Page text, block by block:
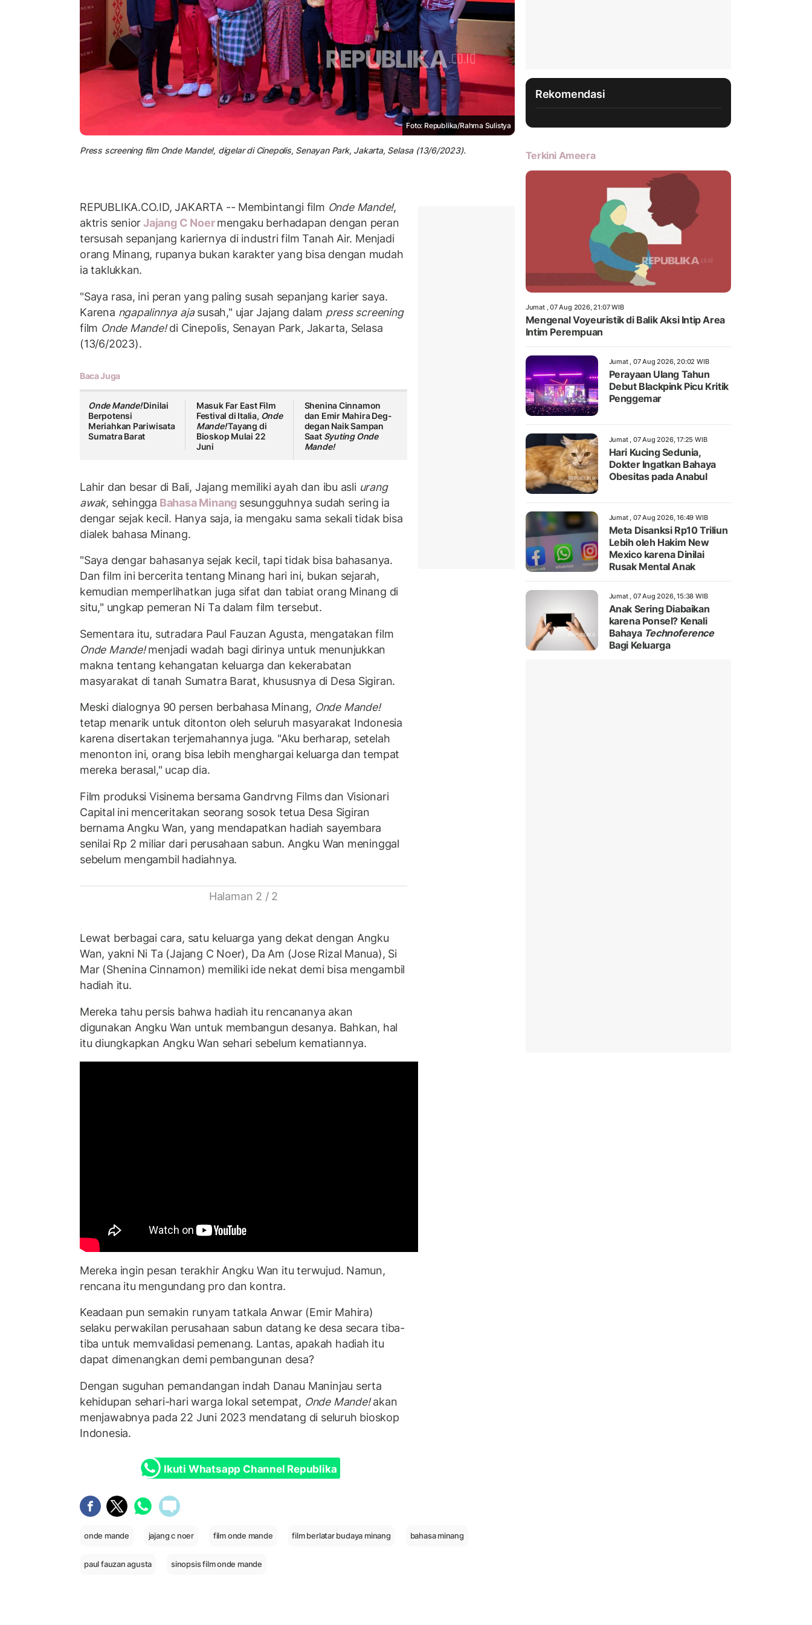
Foto: Republika/Rahma Sulistya
Press screening film Onde Mande!, digelar di Cinepolis, Senayan Park, Jakarta, Selasa (13/6/2023).
REPUBLIKA.CO.ID, JAKARTA -- Membintangi film Onde Mande!,
aktris seniorJajang C Noermengaku berhadapan dengan peran
tersusah sepanjang kariernya di industri film Tanah Air. Menjadi
orang Minang, rupanya bukan karakter yang bisa dengan mudah
ia taklukkan.
"Saya rasa, ini peran yang paling susah sepanjang karier saya.
Karena ngapalinnya ajasusah," ujar Jajang dalam press screening
film Onde Mande!di Cinepolis, Senayan Park, Jakarta, Selasa
(13/6/2023).
Baca Juga
Onde Mande!Dinilai
Berpotensi
Meriahkan Pariwisata
Sumatra Barat
Masuk Far East Film
Festival di Italia, Onde
Mande!Tayang di
Bioskop Mulai 22
Juni
Shenina Cinnamon
dan Emir Mahira Deg-
degan Naik Sampan
Saat Syuting Onde
Mande!
Lahir dan besar di Bali, Jajang memiliki ayah dan ibu asli urang
awak, sehingga Bahasa Minang sesungguhnya sudah sering ia
dengar sejak kecil. Hanya saja, ia mengaku sama sekali tidak bisa
dialek bahasa Minang.
"Saya dengar bahasanya sejak kecil, tapi tidak bisa bahasanya.
Dan film ini bercerita tentang Minang hari ini, bukan sejarah,
kemudian memperlihatkan juga sifat dan tabiat orang Minang di
situ," ungkap pemeran Ni Ta dalam film tersebut.
Sementara itu, sutradara Paul Fauzan Agusta, mengatakan film
Onde Mande!menjadi wadah bagi dirinya untuk menunjukkan
makna tentang kehangatan keluarga dan kekerabatan
masyarakat di tanah Sumatra Barat, khususnya di Desa Sigiran.
Meski dialognya 90 persen berbahasa Minang, Onde Mande!
tetap menarik untuk ditonton oleh seluruh masyarakat Indonesia
karena disertakan terjemahannya juga. "Aku berharap, setelah
menonton ini, orang bisa lebih menghargai keluarga dan tempat
mereka berasal," ucap dia.
Film produksi Visinema bersama Gandrvng Films dan Visionari
Capital ini menceritakan seorang sosok tetua Desa Sigiran
bernama Angku Wan, yang mendapatkan hadiah sayembara
senilai Rp 2 miliar dari perusahaan sabun. Angku Wan meninggal
sebelum mengambil hadiahnya.
Halaman 2 / 2
Lewat berbagai cara, satu keluarga yang dekat dengan Angku
Wan, yakni Ni Ta (Jajang C Noer), Da Am (Jose Rizal Manua), Si
Mar (Shenina Cinnamon) memiliki ide nekat demi bisa mengambil
hadiah itu.
Mereka tahu persis bahwa hadiah itu rencananya akan
digunakan Angku Wan untuk membangun desanya. Bahkan, hal
itu diungkapkan Angku Wan sehari sebelum kematiannya.
Mereka ingin pesan terakhir Angku Wan itu terwujud. Namun,
rencana itu mengundang pro dan kontra.
Keadaan pun semakin runyam tatkala Anwar (Emir Mahira)
selaku perwakilan perusahaan sabun datang ke desa secara tiba-
tiba untuk memvalidasi pemenang. Lantas, apakah hadiah itu
dapat dimenangkan demi pembangunan desa?
Dengan suguhan pemandangan indah Danau Maninjau serta
kehidupan sehari-hari warga lokal setempat, Onde Mande!akan
menjawabnya pada 22 Juni 2023 mendatang di seluruh bioskop
Indonesia.
Ikuti Whatsapp Channel Republika
onde mande jajang c noer film onde mande film berlatar budaya minang bahasa minang
paul fauzan agusta sinopsis film onde mande
Rekomendasi
Terkini Ameera
Jumat , 07 Aug 2026, 21:07 WIB
Mengenal Voyeuristik di Balik Aksi Intip Area
Intim Perempuan
Jumat , 07 Aug 2026, 20:02 WIB
Perayaan Ulang Tahun
Debut Blackpink Picu Kritik
Penggemar
Jumat , 07 Aug 2026, 17:25 WIB
Hari Kucing Sedunia,
Dokter Ingatkan Bahaya
Obesitas pada Anabul
Jumat , 07 Aug 2026, 16:49 WIB
Meta Disanksi Rp10 Triliun
Lebih oleh Hakim New
Mexico karena Dinilai
Rusak Mental Anak
Jumat , 07 Aug 2026, 15:38 WIB
Anak Sering Diabaikan
karena Ponsel? Kenali
Bahaya Technoference
Bagi Keluarga